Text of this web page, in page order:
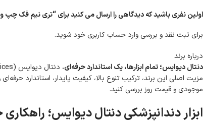
اولین نفری باشید که دیدگاهی را ارسال می کنید برای “تری نیم فک چپ
برای ثبت نقد و بررسی وارد حساب کاربری خود شوید.
درباره برند
دنتال دیوایس؛ تمام ابزارها، یک استاندارد حرفه‌ای.
مزیت اصلی این برند، ترکیب تنوع بالا، کیفیت پایدار، استاندارد
موجودی و قیمت روز بررسی کنید.
ابزار دندانپزشکی دنتال دیوایس؛